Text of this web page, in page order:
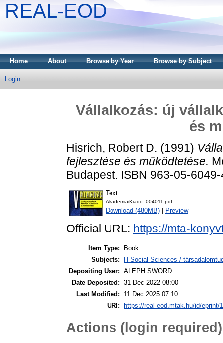
REAL-EOD
Home About Browse by Year Browse by Subject
Login
Vállalkozás: új
és
Hisrich, Robert D. (1991)
fejlesztése és működtetése.
Budapest. ISBN 963-05-6049-
Text
AkademiaiKiado_004011.pdf
Download (480MB) Preview
Official URL: https://mta-
Item Type:
Book
Subjects:
H Social Sciences /
Depositing User: ALEPH SWORD
Date Deposited: 31 Dec 2022 08:00
Last Modified:
11 Dec 2025 07:10
URI:
https://real-eod.mtak.hu/id/eprint/
Actions (login required)